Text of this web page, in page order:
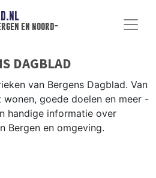
en noord-
DAGBLAD
van Bergens Dagblad. Van
goede doelen en meer -
handige informatie over
Bergen en omgeving.